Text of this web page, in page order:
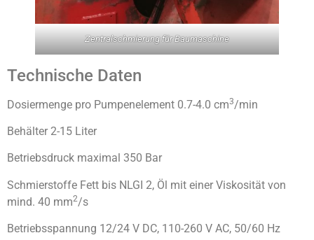
Zentralschmierung für Baumaschine
Technische Daten
Dosiermenge pro Pumpenelement 0.7-4.0 cm3/min
Behälter 2-15 Liter
Betriebsdruck maximal 350 Bar
Schmierstoffe Fett bis NLGI 2, Öl mit einer Viskosität von
mind. 40 mm2/s
Betriebsspannung 12/24 V DC, 110-260 V AC, 50/60 Hz